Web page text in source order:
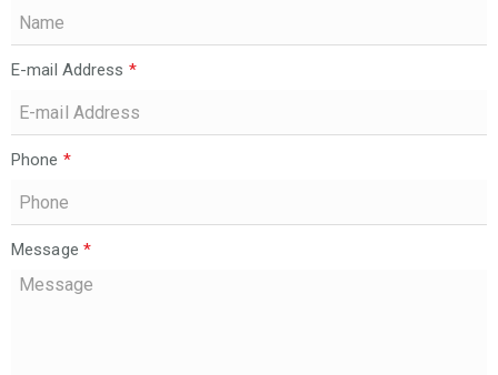
E-mail Address *
Phone *
Message *